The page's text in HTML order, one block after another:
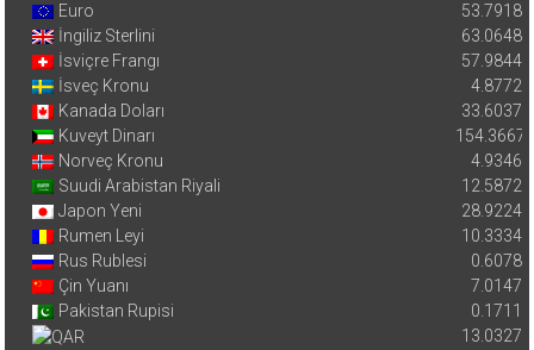
Euro
53.7918
İngiliz Sterlini
63.0648
İsviçre Frangı
57.9844
İsveç Kronu
4.8772
Kanada Doları
33.6037
Kuveyt Dinarı
154.3667
Norveç Kronu
4.9346
Suudi Arabistan Riyali
12.5872
Japon Yeni
28.9224
Rumen Leyi
10.3334
Rus Rublesi
0.6078
Çin Yuanı
7.0147
Pakistan Rupisi
0.1711
13.0327